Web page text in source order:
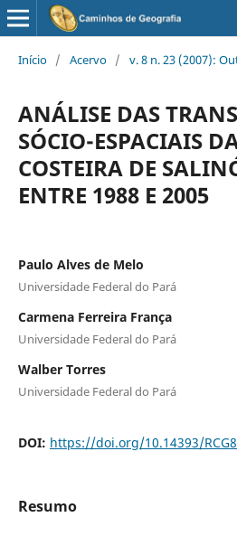
Início / Acervo / v. 8 n. 23 (2007):
ANÁLISE DAS
SÓCIO-ESPACIAIS
COSTEIRA DE
ENTRE 1988 E 2005
Paulo Alves de Melo
Universidade Federal do Pará
Carmena Ferreira França
Universidade Federal do Pará
Walber Torres
Universidade Federal do Pará
DOI: https://doi.org/10.14393/
Resumo